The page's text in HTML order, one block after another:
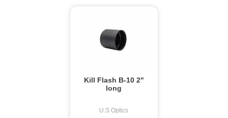
Kill Flash B-10 2"
long
U.S Optics